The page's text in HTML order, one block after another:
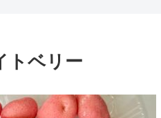
トベリー